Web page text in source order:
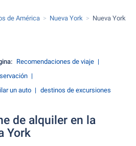
de América Nueva York Nueva York
Recomendaciones de viaje
un auto
destinos de excursiones
de alquiler en la
York